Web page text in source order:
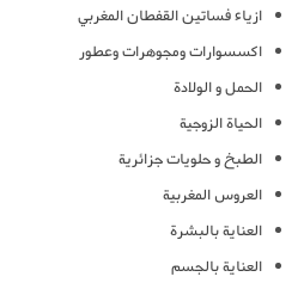
ازياء فساتين القفطان المغربي
اكسسوارات ومجوهرات وعطور
الحمل و الولادة
الحياة الزوجية
الطبخ و حلويات جزائرية
العروس المغربية
العناية بالبشرة
العناية بالجسم